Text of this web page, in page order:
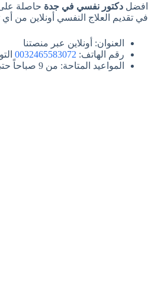
افضل دكتور نفسي في جدة
في تقديم العلاج النفسي أونلاين من
العنوان: أونلاين عبر منصتنا
رقم الهاتف: 0032465583072
المواعيد المتاحة: من 9 صباحاً حتى 12 ليلاً